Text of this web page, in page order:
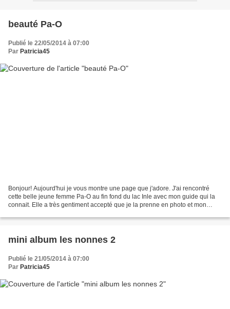
beauté Pa-O
Publié le 22/05/2014 à 07:00
Par Patricia45
Bonjour! Aujourd'hui je vous montre une page que j'adore. J'ai rencontré
cette belle jeune femme Pa-O au fin fond du lac Inle avec mon guide qui la
connait. Elle a très gentiment accepté que je la prenne en photo et mon
mini album les nonnes 2
Publié le 21/05/2014 à 07:00
Par Patricia45